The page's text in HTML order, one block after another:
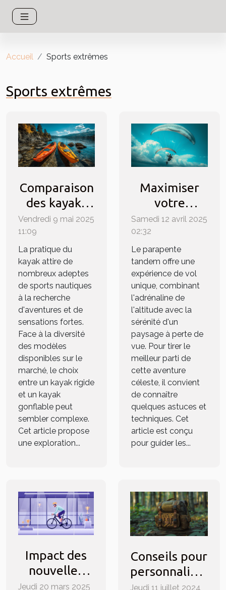
Accueil Sports extrêmes
Sports extrêmes
Comparaison
des kayaks
rigides et
gonflables :
avantages et
conseils
d'achat
Vendredi 9 mai 2025
11:09
La pratique du
kayak attire de
nombreux adeptes
de sports nautiques
à la recherche
d'aventures et de
sensations fortes.
Face à la diversité
des modèles
disponibles sur le
marché, le choix
entre un kayak rigide
et un kayak
gonflable peut
sembler complexe.
Cet article propose
une exploration...
Maximiser
votre
expérience
en parapente
tandem :
conseils et
techniques
Samedi 12 avril 2025
02:32
Le parapente
tandem offre une
expérience de vol
unique, combinant
l'adrénaline de
l'altitude avec la
sérénité d'un
paysage à perte de
vue. Pour tirer le
meilleur parti de
cette aventure
céleste, il convient
de connaître
quelques astuces et
techniques. Cet
article est conçu
pour guider les...
Impact des
nouvelles
règles
Jeudi 20 mars 2025
Conseils pour
personnaliser
votre sac de
Jeudi 11 juillet 2024